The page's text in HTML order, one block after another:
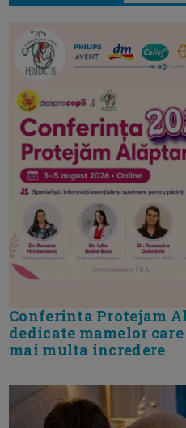
Conferinta Protejam
dedicate mamelor
mai multa incredere